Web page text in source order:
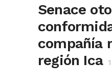
Senace
compañía
región Ica 1